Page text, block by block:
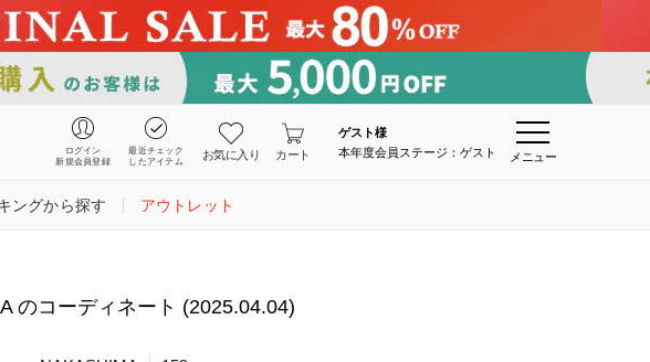
ログイン
新規会員登録
最近チェック
したアイテム
お気に入り カート
ゲスト様
本年度会員ステージ：ゲスト
メニュー
ングから探す アウトレット
のコーディネート (2025.04.04)